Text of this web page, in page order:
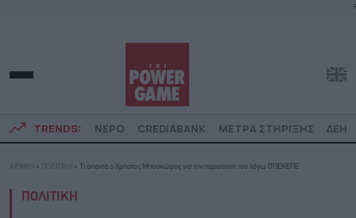
TRENDS: ΝΕΡΟ CREDIABANK ΜΕΤΡΑ ΣΤΗΡΙΞΗΣ ΔΕΗ
ΑΡΧΙΚΗ » ΠΟΛΙΤΙΚΗ » Τι απαντά ο Χρήστος Μπουκώρος για την παραίτησή του λόγω ΟΠΕΚΕΠΕ
ΠΟΛΙΤΙΚΗ